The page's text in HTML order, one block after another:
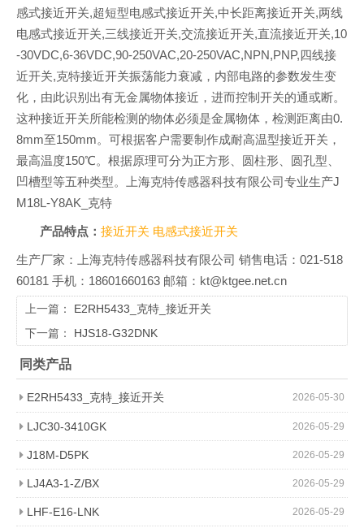
感式接近开关,超短型电感式接近开关,中长距离接近开关,两线
电感式接近开关,三线接近开关,交流接近开关,直流接近开关,10
-30VDC,6-36VDC,90-250VAC,20-250VAC,NPN,PNP,四线接
近开关,克特接近开关振荡能力衰减，内部电路的参数发生变
化，由此识别出有无金属物体接近，进而控制开关的通或断。
这种接近开关所能检测的物体必须是金属物体，检测距离由0.
8mm至150mm。可根据客户需要制作成耐高温型接近开关，
最高温度150℃。根据原理可分为正方形、圆柱形、圆孔型、
凹槽型等五种类型。上海克特传感器科技有限公司专业生产J
M18L-Y8AK_克特
产品特点：接近开关 电感式接近开关
生产厂家：上海克特传感器科技有限公司 销售电话：021-518
60181 手机：18601660163 邮箱：kt@ktgee.net.cn
上一篇： E2RH5433_克特_接近开关
下一篇： HJS18-G32DNK
同类产品
2026-05-30
E2RH5433_克特_接近开关
2026-05-29
LJC30-3410GK
2026-05-29
J18M-D5PK
2026-05-29
LJ4A3-1-Z/BX
2026-05-29
LHF-E16-LNK